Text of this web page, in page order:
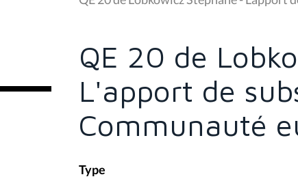
s
sQE 20 de
L'apport de
Communauté
Type